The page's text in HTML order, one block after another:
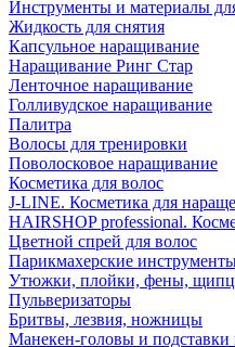
Инструменты и материалы
Жидкость для снятия
Капсульное наращивание
Наращивание Ринг Стар
Ленточное наращивание
Голливудское наращивание
Палитра
Волосы для тренировки
Поволосковое наращивание
Косметика для волос
J-LINE. Косметика для
HAIRSHOP professional.
Цветной спрей для волос
Парикмахерские
Утюжки, плойки, фены,
Пульверизаторы
Бритвы, лезвия, ножницы
Манекен-головы и